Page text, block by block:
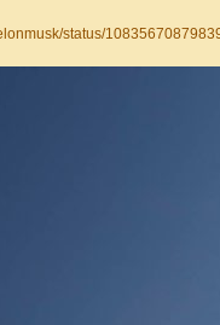
status/